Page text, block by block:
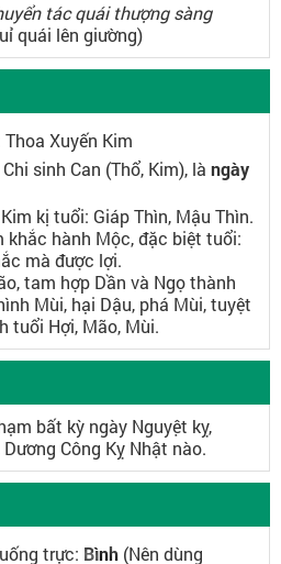
tác quái thượng sàng
quái lên giường)
Thoa Xuyến Kim
sinh Can (Thổ, Kim), là ngày
kị tuổi: Giáp Thìn, Mậu Thìn.
khắc hành Mộc, đặc biệt tuổi:
mà được lợi.
tam hợp Dần và Ngọ thành
Mùi, hại Dậu, phá Mùi, tuyệt
tuổi Hợi, Mão, Mùi.
bất kỳ ngày Nguyệt kỵ,
Công Kỵ Nhật nào.
trực: Bình (Nên dùng